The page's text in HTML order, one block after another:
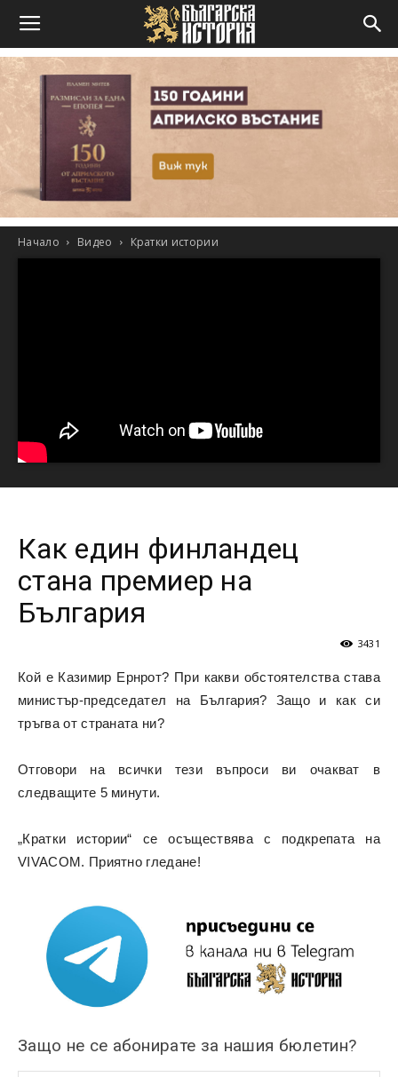
Начало Видео Кратки истории
Как един финландец
стана премиер на
България
3431
Кой е Казимир Ернрот? При какви обстоятелства става
министър-председател на България? Защо и как си
тръгва от страната ни?
Отговори на всички тези въпроси ви очакват в
следващите 5 минути.
„Кратки истории“ се осъществява с подкрепата на
VIVACOM. Приятно гледане!
Защо не се абонирате за нашия бюлетин?